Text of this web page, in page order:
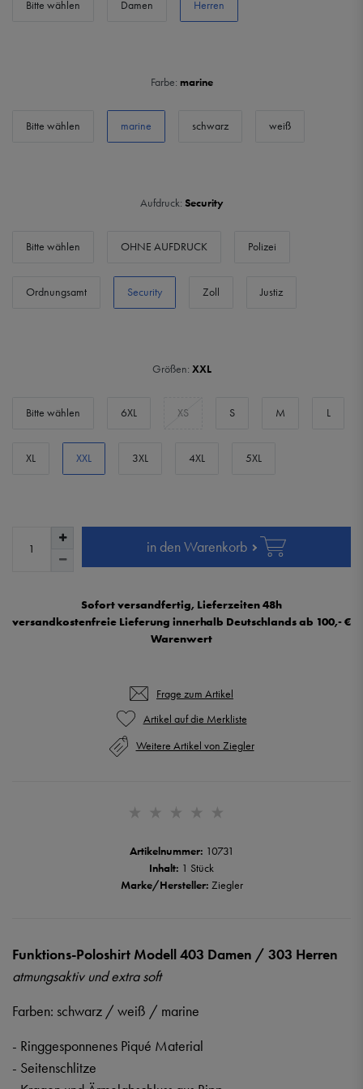
Artikelnummer: 10731
Inhalt: 1 Stück
Marke/Hersteller: Ziegler
Bitte wählen Damen Herren
Farbe: marine
Bitte wählen marine schwarz weiß
Aufdruck: Security
Bitte wählen OHNE AUFDRUCK Polizei
Ordnungsamt Security Zoll Justiz
Größen: XXL
Bitte wählen 6XL XS S M L
XL XXL 3XL 4XL 5XL
in den Warenkorb
Sofort versandfertig, Lieferzeiten 48h
versandkostenfreie Lieferung innerhalb Deutschlands ab 100,- €
Warenwert
Frage zum Artikel
Weitere Artikel von Ziegler
Funktions-Poloshirt Modell 403 Damen / 303 Herren
atmungsaktiv und extra soft
Farben: schwarz / weiß / marine
- Ringgesponnenes Piqué Material
- Seitenschlitze